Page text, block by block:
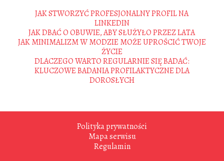
JAK STWORZYĆ PROFESJONALNY PROFIL NA
LINKEDIN
JAK DBAĆ O OBUWIE, ABY SŁUŻYŁO PRZEZ LATA
JAK MINIMALIZM W MODZIE MOŻE UPROŚCIĆ TWOJE
ŻYCIE
DLACZEGO WARTO REGULARNIE SIĘ BADAĆ:
KLUCZOWE BADANIA PROFILAKTYCZNE DLA
DOROSŁYCH
Polityka prywatności
Mapa serwisu
Regulamin